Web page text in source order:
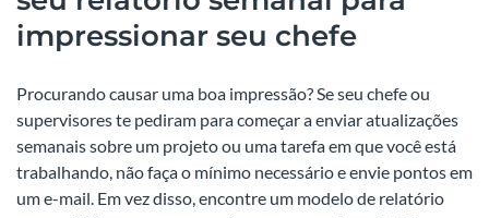
impressionar seu chefe
Procurando causar uma boa impressão? Se seu chefe ou
supervisores te pediram para começar a enviar atualizações
semanais sobre um projeto ou uma tarefa em que você está
trabalhando, não faça o mínimo necessário e envie pontos em
um e-mail. Em vez disso, encontre um modelo de relatório